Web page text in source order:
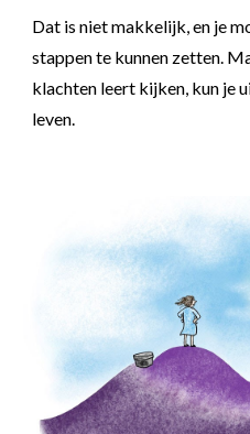
Dat is niet makkelijk, en je
stappen te kunnen zetten.
klachten leert kijken, kun je
leven.